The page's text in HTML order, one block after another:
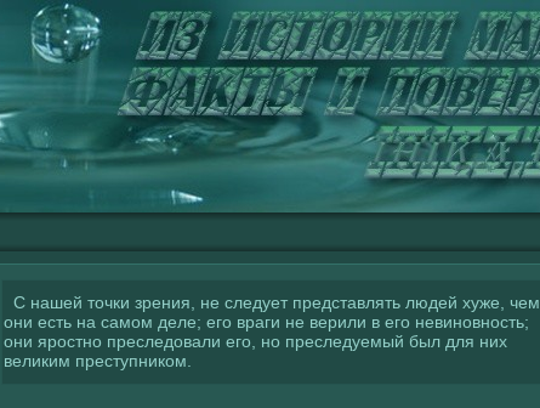
С нашей точки зрения, не следует представлять людей хуже, чем
они есть на самом деле; его враги не верили в его невиновность;
они яростно преследовали его, но преследуемый был для них
великим преступником.